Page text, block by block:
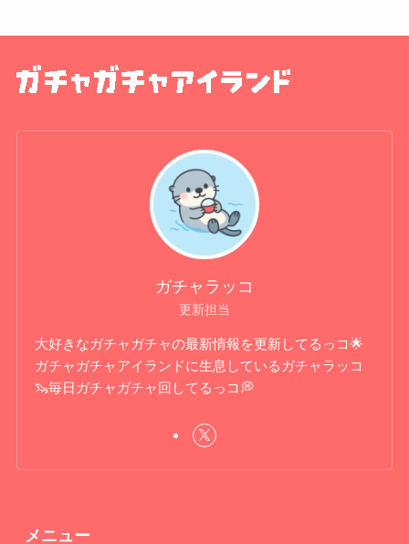
ガチャラッコ
更新担当
大好きなガチャガチャの最新情報を更新してるっコ🌟
ガチャガチャアイランドに生息しているガチャラッコ
🦦毎日ガチャガチャ回してるっコ💭
メニュー